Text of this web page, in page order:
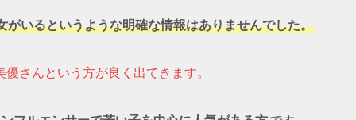
いるというような明確な情報はありませんでした。
優さんという方が良く出てきます。